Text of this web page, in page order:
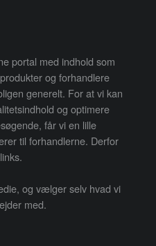
portal med indhold som
og forhandlere
generelt. For at vi kan
og optimere
får vi en lille
til forhandlerne. Derfor
og vælger selv hvad vi
med.